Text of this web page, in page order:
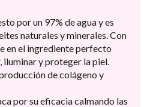
por un 97% de agua y es
naturales y minerales. Con
en el ingrediente perfecto
iluminar y proteger la piel.
de colágeno y
por su eficacia calmando las